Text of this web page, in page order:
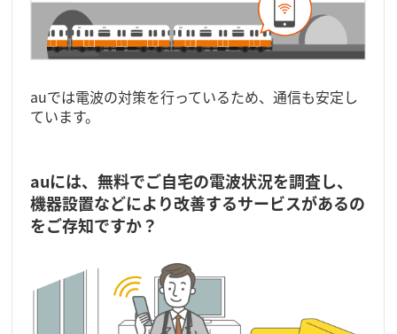
auでは電波の対策を行っているため、通信も安定し
ています。
auには、無料でご自宅の電波状況を調査し、
機器設置などにより改善するサービスがあるの
をご存知ですか？